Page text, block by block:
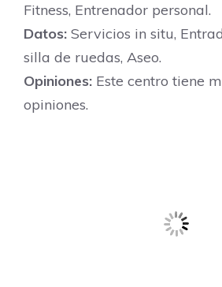
Fitness, Entrenador personal.
Datos: Servicios in situ,
silla de ruedas, Aseo.
Opiniones: Este centro tiene
opiniones.